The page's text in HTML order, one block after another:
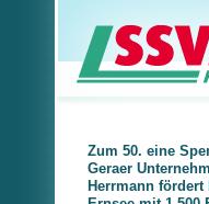
Zum 50. eine
Geraer
Herrmann